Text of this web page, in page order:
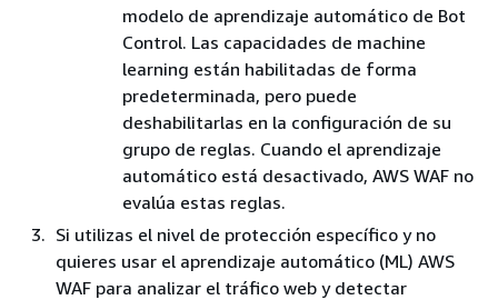
modelo de aprendizaje automático de Bot
Control. Las capacidades de machine
learning están habilitadas de forma
predeterminada, pero puede
deshabilitarlas en la configuración de su
grupo de reglas. Cuando el aprendizaje
automático está desactivado, AWS WAF no
evalúa estas reglas.
Si utilizas el nivel de protección específico y no
quieres usar el aprendizaje automático (ML) AWS
WAF para analizar el tráfico web y detectar